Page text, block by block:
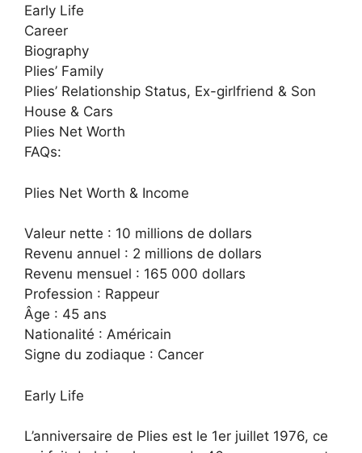
Early Life
Career
Biography
Plies’ Family
Plies’ Relationship Status, Ex-girlfriend & Son
House & Cars
Plies Net Worth
FAQs:
Plies Net Worth & Income
Valeur nette : 10 millions de dollars
Revenu annuel : 2 millions de dollars
Revenu mensuel : 165 000 dollars
Profession : Rappeur
Âge : 45 ans
Nationalité : Américain
Signe du zodiaque : Cancer
Early Life
L’anniversaire de Plies est le 1er juillet 1976, ce